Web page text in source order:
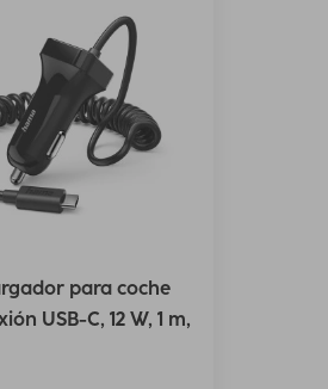
para coche
USB-C, 12 W, 1 m,